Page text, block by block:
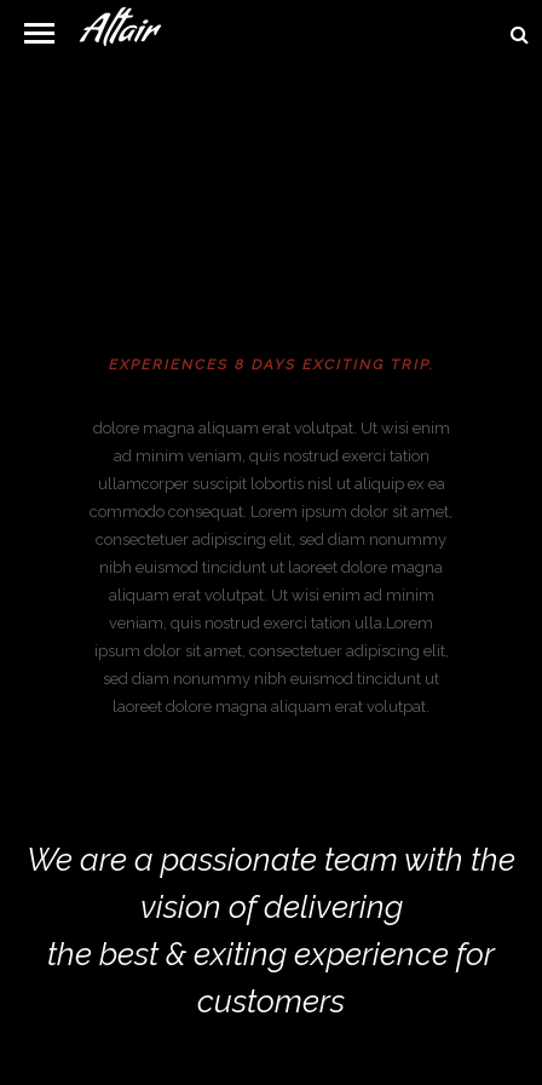
EXPERIENCES 8 DAYS EXCITING TRIP.
dolore magna aliquam erat volutpat. Ut wisi enim
ad minim veniam, quis nostrud exerci tation
ullamcorper suscipit lobortis nisl ut aliquip ex ea
commodo consequat. Lorem ipsum dolor sit amet,
consectetuer adipiscing elit, sed diam nonummy
nibh euismod tincidunt ut laoreet dolore magna
aliquam erat volutpat. Ut wisi enim ad minim
veniam, quis nostrud exerci tation ulla.Lorem
ipsum dolor sit amet, consectetuer adipiscing elit,
sed diam nonummy nibh euismod tincidunt ut
laoreet dolore magna aliquam erat volutpat.
We are a passionate team with the
vision of delivering
the best & exiting experience for
customers